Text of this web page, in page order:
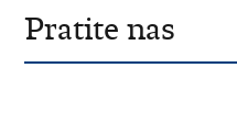
Pratite nas